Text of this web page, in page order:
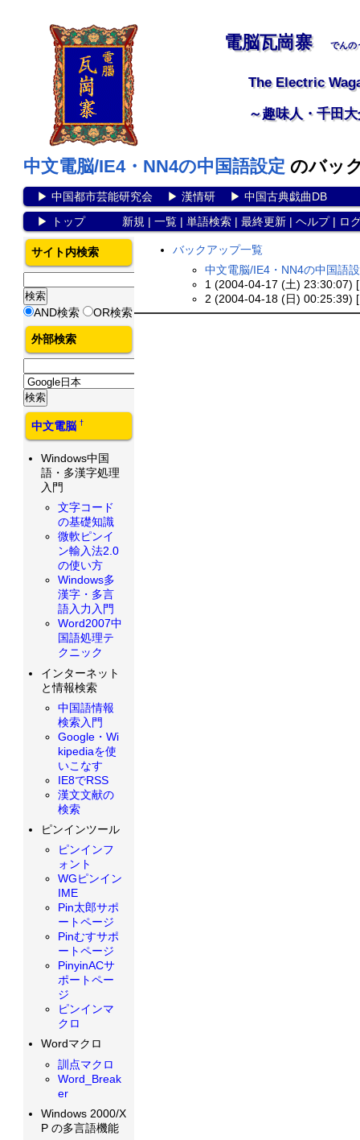
電脳瓦崗寨 でんの
The Electric
～趣味人・千田
中文電脳/IE4・NN4の中国語設定 のバッ
▶ 中国都市芸能研究会▶ 漢情研▶ 中国古典戯曲DB
▶
トップ 新規 | 一覧| 単語検索| 最終更新| ヘルプ| ロ
バックアップ一覧
中文電脳/IE4・NN4の中国語
1 (2004-04-17 (土) 23:30:07)
2 (2004-04-18 (日) 00:25:39)
サイト内検索
AND検索 OR検索
外部検索
中文電脳 †
Windows中国
語・多漢字処理
入門
文字コード
の基礎知識
微軟ピンイ
ン輸入法2.0
の使い方
Windows多
漢字・多言
語入力入門
Word2007中
国語処理テ
クニック
インターネット
と情報検索
中国語情報
検索入門
Google・Wi
kipediaを使
いこなす
IE8でRSS
漢文文献の
検索
ピンインツール
ピンインフ
ォント
WGピンイン
IME
Pin太郎サポ
ートページ
Pinむすサポ
ートページ
PinyinACサ
ポートペー
ジ
ピンインマ
クロ
Wordマクロ
訓点マクロ
Word_Break
er
Windows 2000/X
P の多言語機能